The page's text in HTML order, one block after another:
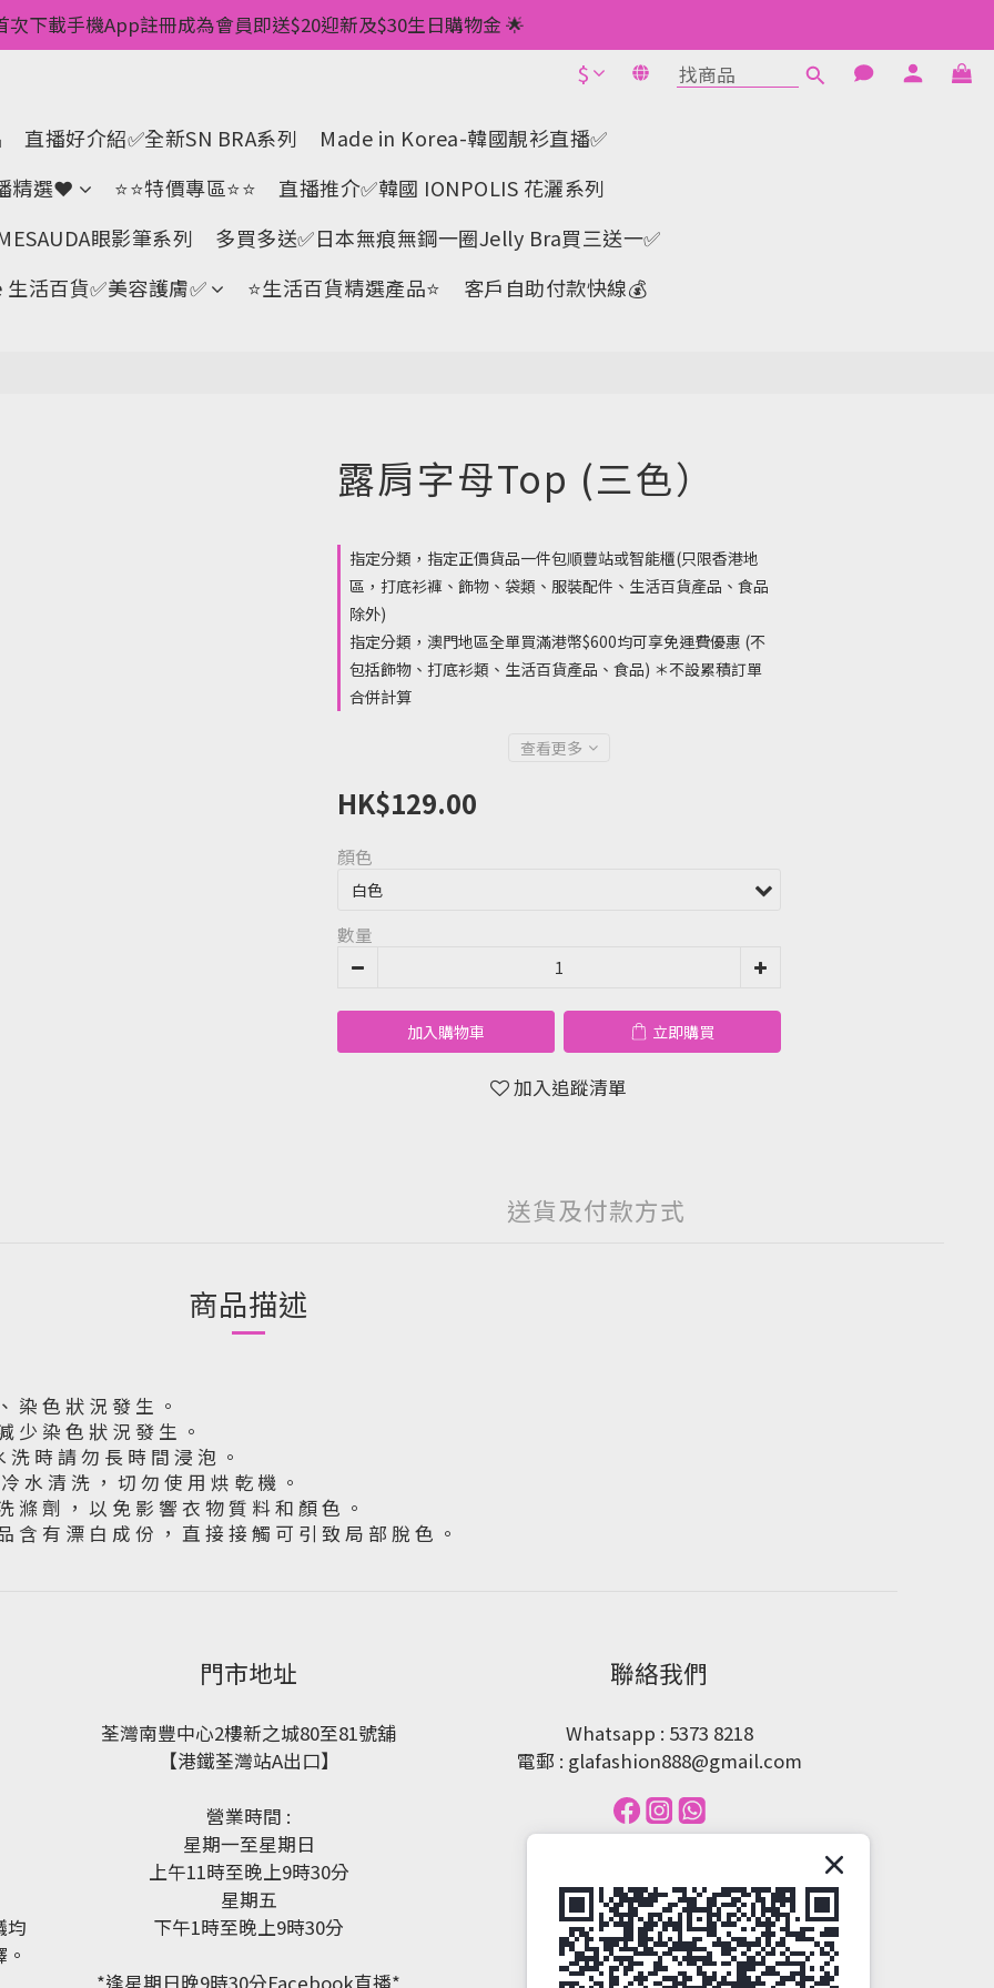
💥 ✅一件起包順豐 ✅第二件起減$20 ✅第三件減$40    如此類推⬆不設上限
次下載手機App註冊成為會員即送$20迎新及$30生日購物金 🌟
費儲積分當購物金用🌟消費1元有1分 🌟累積滿100分可當1元使用🌟
💥 ✅一件起包順豐 ✅第二件起減$20 ✅第三件減$40    如此類推⬆不設上限
$
直播好介紹✅全新SN BRA系列
Made in Korea-韓國靚衫直播✅
精選❤
⭐⭐特價專區⭐⭐
直播推介✅韓國 IONPOLIS 花灑系列
眼影筆系列
多買多送✅️日本無痕無鋼一圈Jelly Bra買三送一✅️
活百貨✅美容護膚✅
⭐生活百貨精選產品⭐ 客戶自助付款快線💰
露肩字母Top (三色）
指定分類，指定正價貨品一件包順豐站或智能櫃(只限香港地
區，打底衫褲、飾物、袋類、服裝配件、生活百貨產品、食品
除外)
指定分類，澳門地區全單買滿港幣$600均可享免運費優惠 (不
包括飾物、打底衫類、生活百貨產品、食品) ＊不設累積訂單
合併計算
查看更多
HK$129.00
顏色
數量
加入購物車 立即購買
加入追蹤清單
送貨及付款方式
商品描述
染 色 狀 況 發 生 。
少 染 色 狀 況 發 生 。
時 請 勿 長 時 間 浸 泡 。
水 清 洗 ， 切 勿 使 用 烘 乾 機 。
劑 ， 以 免 影 響 衣 物 質 料 和 顏 色 。
有 漂 白 成 份 ， 直 接 接 觸 可 引 致 局 部 脫 色 。
立即購買
均
門市地址
荃灣南豐中心2樓新之城80至81號舖
【港鐵荃灣站A出口】
營業時間 :
星期一至星期日
上午11時至晚上9時30分
星期五
下午1時至晚上9時30分
*逢星期日晚9時30分Facebook直播*
聯絡我們
Whatsapp : 5373 8218
電郵 : glafashion888@gmail.com